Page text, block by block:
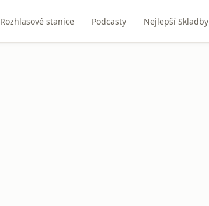
Rozhlasové stanice Podcasty Nejlepší Skladby